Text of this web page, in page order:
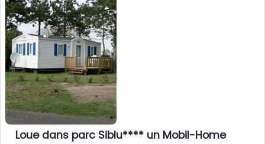
Loue dans parc Siblu**** un Mobil-Home